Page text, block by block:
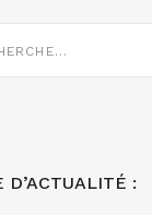
D’ACTUALITÉ :